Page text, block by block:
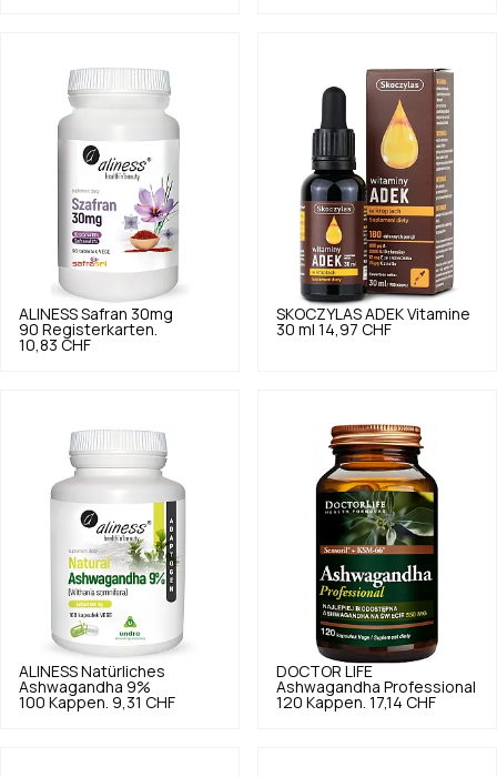
ALINESS Safran 30mg
90 Registerkarten.
10,83 CHF
SKOCZYLAS ADEK Vitamine
30 ml 14,97 CHF
ALINESS Natürliches
Ashwagandha 9%
100 Kappen. 9,31 CHF
DOCTOR LIFE
Ashwagandha Professional
120 Kappen. 17,14 CHF